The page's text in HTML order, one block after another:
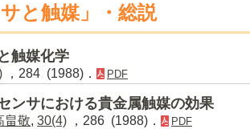
と触媒」・総説
触媒化学
，284 (1988)． PDF
ンサにおける貴金属触媒の効果
畠敬, 30(4) ，286 (1988)． PDF